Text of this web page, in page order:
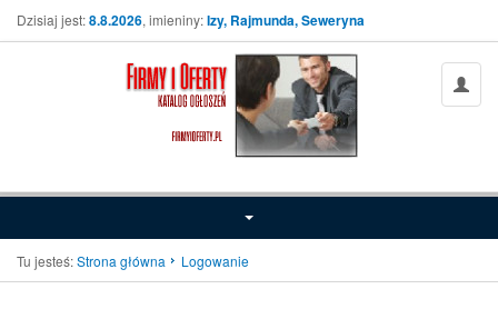
Dzisiaj jest:8.8.2026, imieniny:Izy, Rajmunda, Seweryna
Tu jesteś:Strona główna Logowanie